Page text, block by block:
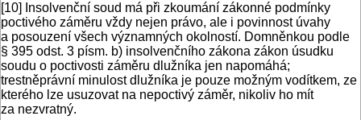
[10]
Insolvenční soud má při zkoumání zákonné podmínky
poctivého záměru vždy nejen právo, ale i povinnost úvahy
a posouzení všech významných okolností. Domněnkou podle
§ 395 odst. 3 písm. b) insolvenčního zákona zákon úsudku
soudu o poctivosti záměru dlužníka jen napomáhá;
trestněprávní minulost dlužníka je pouze možným vodítkem, ze
kterého lze usuzovat na nepoctivý záměr, nikoliv ho mít
za nezvratný.